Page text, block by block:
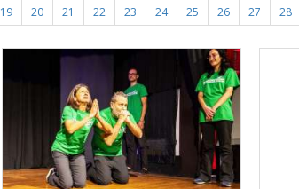
19 20 21 22 23 24 25 26 27 28